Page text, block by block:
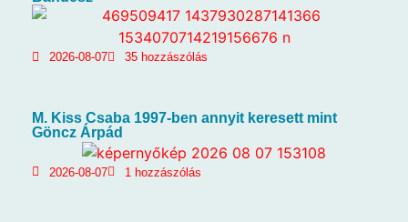
2026-08-07 35 hozzászólás
M. Kiss Csaba 1997-ben annyit keresett mint
Göncz Árpád
2026-08-07 1 hozzászólás